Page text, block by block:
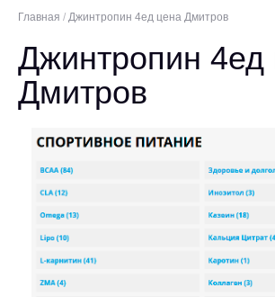
Главная / Джинтропин 4ед цена Дмитров
Джинтропин 4ед
Дмитров